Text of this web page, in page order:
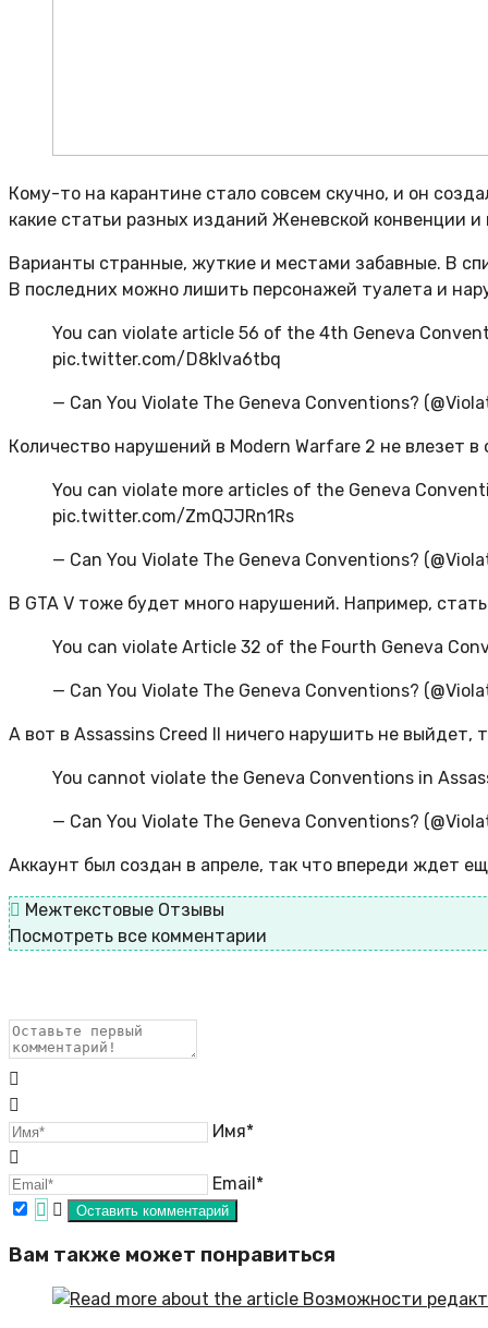
Кому-то на карантине стало совсем скучно, и он
какие статьи разных изданий Женевской конвенции
Варианты странные, жуткие и местами забавные. В
В последних можно лишить персонажей туалета и
You can violate article 56 of the 4th Geneva
pic.twitter.com/D8klva6tbq
— Can You Violate The Geneva Conventions?
Количество нарушений в Modern Warfare 2 не влезет
You can violate more articles of the Geneva
pic.twitter.com/ZmQJJRn1Rs
— Can You Violate The Geneva Conventions?
В GTA V тоже будет много нарушений. Например,
You can violate Article 32 of the Fourth Geneva
— Can You Violate The Geneva Conventions?
А вот в Assassins Creed II ничего нарушить не выйдет,
You cannot violate the Geneva Conventions in
— Can You Violate The Geneva Conventions?
Аккаунт был создан в апреле, так что впереди ждет
Межтекстовые Отзывы
Посмотреть все комментарии
Имя*
Email*
Вам также может понравиться